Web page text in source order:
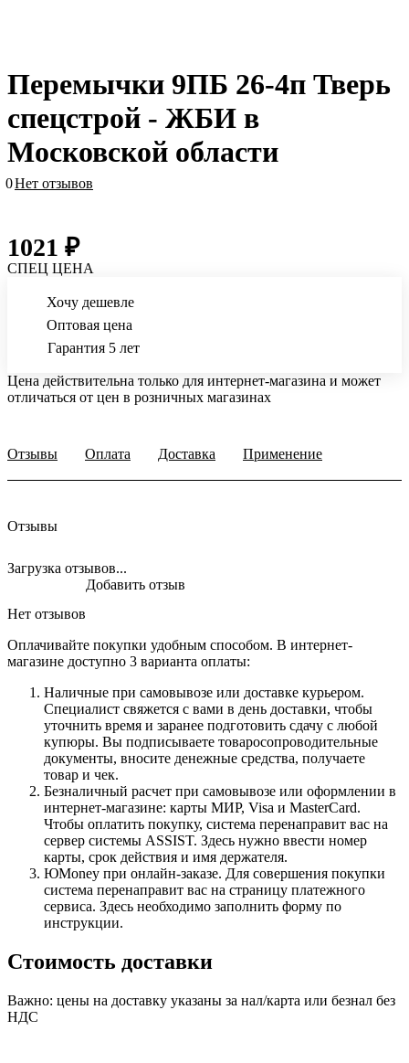
Перемычки 9ПБ 26-4п Тверь
спецстрой - ЖБИ в
Московской области
0Нет отзывов
1021 ₽
СПЕЦ ЦЕНА
Хочу дешевле
Оптовая цена
Гарантия 5 лет
Цена действительна только для интернет-магазина и может
отличаться от цен в розничных магазинах
Отзывы Оплата Доставка Применение
Отзывы
Загрузка отзывов...
Нет отзывов
Добавить отзыв
Оплачивайте покупки удобным способом. В интернет-
магазине доступно 3 варианта оплаты:
Наличные при самовывозе или доставке курьером.
Специалист свяжется с вами в день доставки, чтобы
уточнить время и заранее подготовить сдачу с любой
купюры. Вы подписываете товаросопроводительные
документы, вносите денежные средства, получаете
товар и чек.
Безналичный расчет при самовывозе или оформлении в
интернет-магазине: карты МИР, Visa и MasterCard.
Чтобы оплатить покупку, система перенаправит вас на
сервер системы ASSIST. Здесь нужно ввести номер
карты, срок действия и имя держателя.
ЮMoney при онлайн-заказе. Для совершения покупки
система перенаправит вас на страницу платежного
сервиса. Здесь необходимо заполнить форму по
инструкции.
Стоимость доставки
Важно: цены на доставку указаны за нал/карта или безнал без
НДС